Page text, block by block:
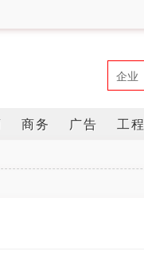
商务 广告 工程